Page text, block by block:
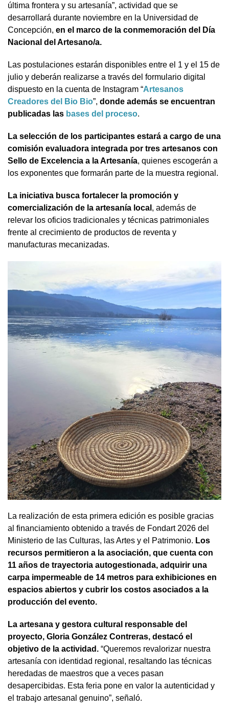
última frontera y su artesanía”, actividad que se
desarrollará durante noviembre en la Universidad de
Concepción, en el marco de la conmemoración del Día
Nacional del Artesano/a.
Las postulaciones estarán disponibles entre el 1 y el 15 de
julio y deberán realizarse a través del formulario digital
dispuesto en la cuenta de Instagram “Artesanos
Creadores del Bio Bio”, donde además se encuentran
publicadas las bases del proceso.
La selección de los participantes estará a cargo de una
comisión evaluadora integrada por tres artesanos con
Sello de Excelencia a la Artesanía, quienes escogerán a
los exponentes que formarán parte de la muestra regional.
La iniciativa busca fortalecer la promoción y
comercialización de la artesanía local , además de
relevar los oficios tradicionales y técnicas patrimoniales
frente al crecimiento de productos de reventa y
manufacturas mecanizadas.
La realización de esta primera edición es posible gracias
al financiamiento obtenido a través de Fondart 2026 del
Ministerio de las Culturas, las Artes y el Patrimonio. Los
recursos permitieron a la asociación, que cuenta con
11 años de trayectoria autogestionada, adquirir una
carpa impermeable de 14 metros para exhibiciones en
espacios abiertos y cubrir los costos asociados a la
producción del evento.
La artesana y gestora cultural responsable del
proyecto, Gloria González Contreras, destacó el
objetivo de la actividad. “Queremos revalorizar nuestra
artesanía con identidad regional, resaltando las técnicas
heredadas de maestros que a veces pasan
desapercibidas. Esta feria pone en valor la autenticidad y
el trabajo artesanal genuino”, señaló.